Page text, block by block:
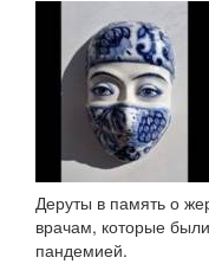
Деруты в память о
врачам, которые
пандемией.